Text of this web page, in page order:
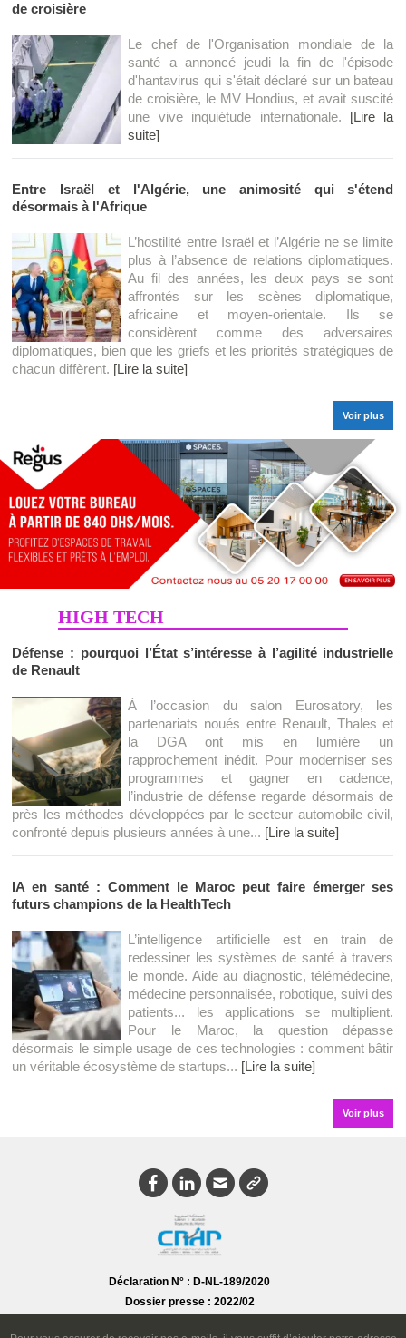
de croisière
Le chef de l'Organisation mondiale de la
santé a annoncé jeudi la fin de l'épisode
d'hantavirus qui s'était déclaré sur un bateau
de croisière, le MV Hondius, et avait suscité
une vive inquiétude internationale. [Lire la
suite]
Entre Israël et l'Algérie, une animosité qui s'étend
désormais à l'Afrique
L’hostilité entre Israël et l’Algérie ne se limite
plus à l’absence de relations diplomatiques.
Au fil des années, les deux pays se sont
affrontés sur les scènes diplomatique,
africaine et moyen-orientale. Ils se
considèrent comme des adversaires
diplomatiques, bien que les griefs et les priorités stratégiques de
chacun diffèrent. [Lire la suite]
Voir plus
HIGH TECH
Défense : pourquoi l’État s’intéresse à l’agilité industrielle
de Renault
À l’occasion du salon Eurosatory, les
partenariats noués entre Renault, Thales et
la DGA ont mis en lumière un
rapprochement inédit. Pour moderniser ses
programmes et gagner en cadence,
l’industrie de défense regarde désormais de
près les méthodes développées par le secteur automobile civil,
confronté depuis plusieurs années à une... [Lire la suite]
IA en santé : Comment le Maroc peut faire émerger ses
futurs champions de la HealthTech
L’intelligence artificielle est en train de
redessiner les systèmes de santé à travers
le monde. Aide au diagnostic, télémédecine,
médecine personnalisée, robotique, suivi des
patients... les applications se multiplient.
Pour le Maroc, la question dépasse
désormais le simple usage de ces technologies : comment bâtir
un véritable écosystème de startups... [Lire la suite]
Voir plus
Déclaration N° : D-NL-189/2020
Dossier presse : 2022/02